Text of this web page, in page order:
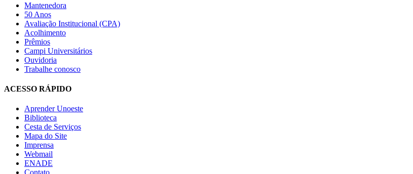
Mantenedora
50 Anos
Avaliação Institucional (CPA)
Acolhimento
Prêmios
Campi Universitários
Ouvidoria
Trabalhe conosco
ACESSO RÁPIDO
Aprender Unoeste
Biblioteca
Cesta de Serviços
Mapa do Site
Imprensa
Webmail
ENADE